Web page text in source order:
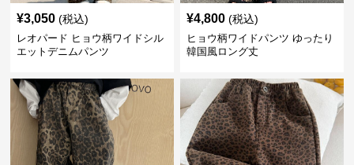
¥3,050 (税込)
レオパード ヒョウ柄ワイドシル
エットデニムパンツ
¥4,800 (税込)
ヒョウ柄ワイドパンツ ゆったり
韓国風ロング丈